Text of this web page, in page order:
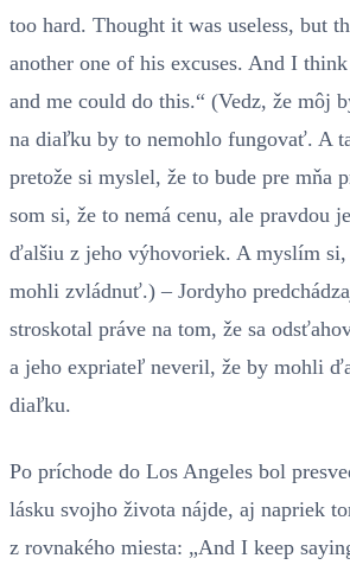
too hard. Thought it was useless, but
another one of his excuses. And I
and me could do this.“ (Vedz, že môj
na diaľku by to nemohlo fungovať. A
pretože si myslel, že to bude pre mňa
som si, že to nemá cenu, ale pravdou
ďalšiu z jeho výhovoriek. A myslím si,
mohli zvládnuť.) – Jordyho
stroskotal práve na tom, že sa
a jeho expriateľ neveril, že by mohli
diaľku.
Po príchode do Los Angeles bol
lásku svojho života nájde, aj napriek
z rovnakého miesta: „And I keep